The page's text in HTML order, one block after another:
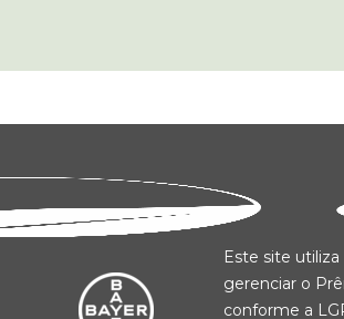
Este site utiliza
gerenciar o
conforme a